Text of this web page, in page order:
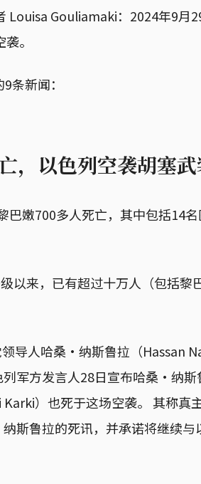
Gouliamaki：2024年9月29
。
条新闻：
，以色列空袭胡塞
巴嫩700多人死亡，其中包括14名
以来，已有超过十万人（包括黎
导人哈桑·纳斯鲁拉（Hassan
列军方发言人28日宣布哈桑·纳斯
）也死于这场空袭。 其称真
斯鲁拉的死讯，并承诺将继续与